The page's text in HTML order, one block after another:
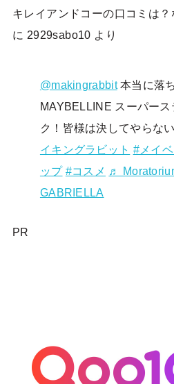
キレイアンドコーの口コミは
に 2929sabo10 より
@makingrabbit本当に落
MAYBELLINE スーパー
ク！皆様は決してやらな
イキングラビット #メイ
ップ #コスメ ♬
GABRIELLA
PR